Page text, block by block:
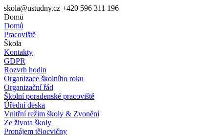
skola@ustudny.cz +420 596 311 196
Domů
Domů
Pracoviště
Škola
Kontakty
GDPR
Rozvrh hodin
Organizace školního roku
Organizační řád
Školní poradenské pracoviště
Úřední deska
Vnitřní režim školy & Zvonění
Ze života školy
Pronájem tělocvičny